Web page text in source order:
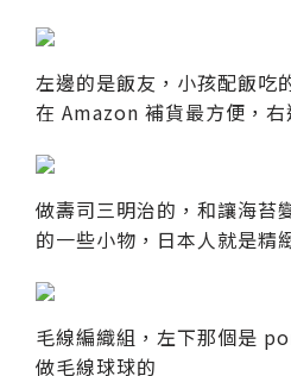
左邊的是飯友，小孩配飯吃
在 Amazon 補貨最方便，
做壽司三明治的，和讓海苔
的一些小物，日本人就是精
毛線編織組，左下那個是
做毛線球球的